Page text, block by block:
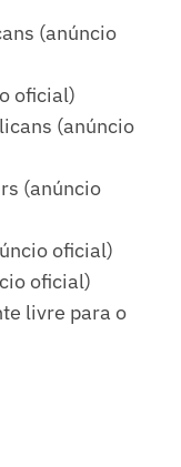
(anúncio
oficial)
(anúncio
(anúncio
oficial)
oficial)
livre para o